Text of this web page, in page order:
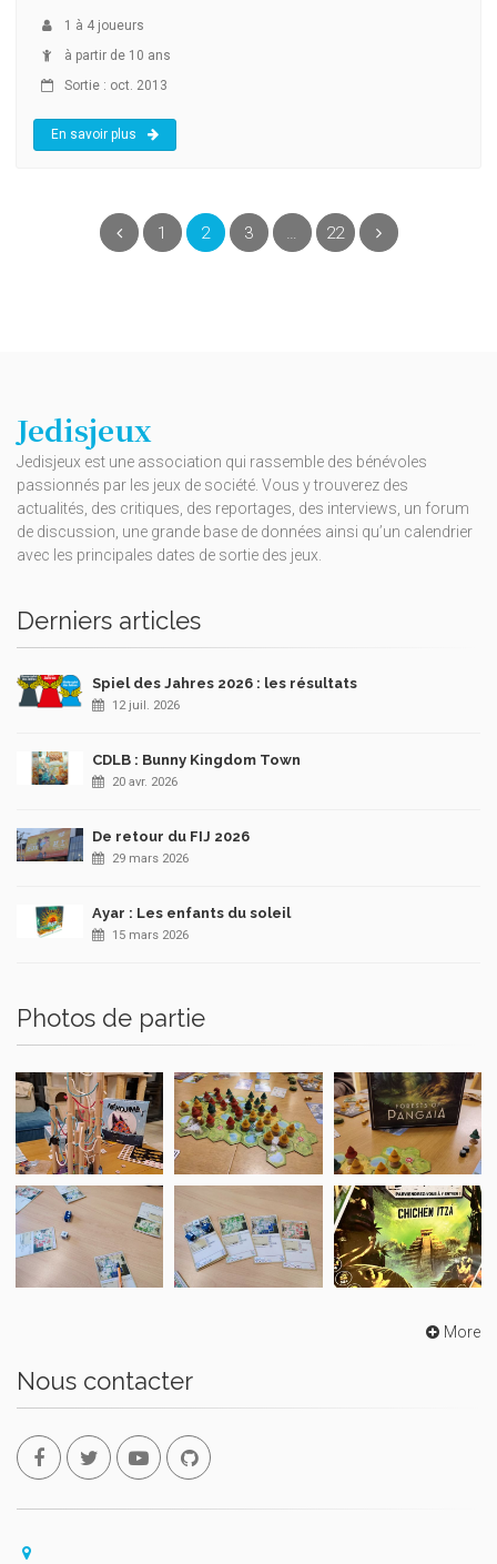
1 à 4 joueurs
à partir de 10 ans
Sortie : oct. 2013
En savoir plus
Précédent
1 2(current)
3 … 22 Suivant
Jedisjeux
Jedisjeux est une association qui rassemble des bénévoles
passionnés par les jeux de société. Vous y trouverez des
actualités, des critiques, des reportages, des interviews, un forum
de discussion, une grande base de données ainsi qu’un calendrier
avec les principales dates de sortie des jeux.
Derniers articles
Spiel des Jahres 2026 : les résultats
12 juil. 2026
CDLB : Bunny Kingdom Town
20 avr. 2026
De retour du FIJ 2026
29 mars 2026
Ayar : Les enfants du soleil
15 mars 2026
Photos de partie
More
Nous contacter